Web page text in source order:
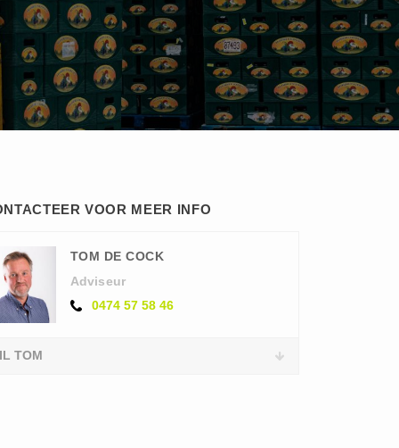
VOOR MEER INFO
TOM DE COCK
Adviseur
0474 57 58 46
TOM